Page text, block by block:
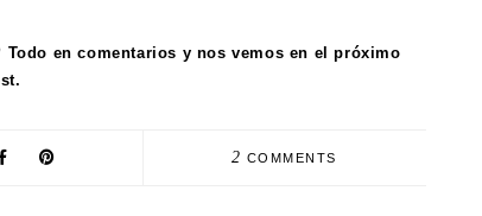
en comentarios y nos vemos en el próximo
2 COMMENTS